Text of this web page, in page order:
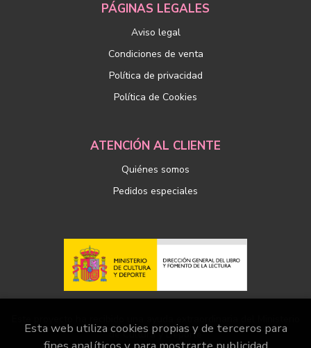
PÁGINAS LEGALES
Aviso legal
Condiciones de venta
Política de privacidad
Política de Cookies
ATENCIÓN AL CLIENTE
Quiénes somos
Pedidos especiales
de Cultura y Deporte
Esta web utiliza cookies propias y de terceros para